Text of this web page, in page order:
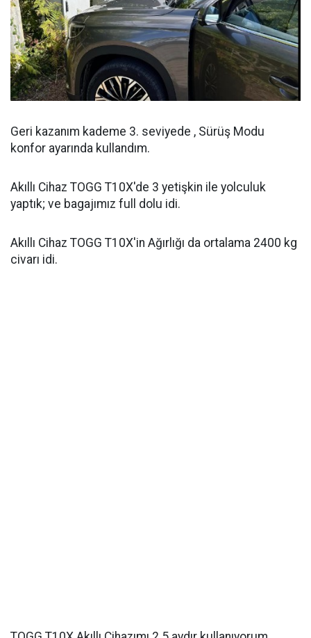
Geri kazanım kademe 3. seviyede , Sürüş Modu
konfor ayarında kullandım.
Akıllı Cihaz TOGG T10X'de 3 yetişkin ile yolculuk
yaptık; ve bagajımız full dolu idi.
Akıllı Cihaz TOGG T10X'in Ağırlığı da ortalama 2400 kg
civarı idi.